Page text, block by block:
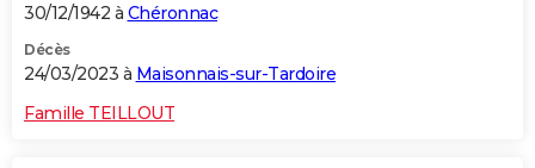
30/12/1942 à Chéronnac
Décès
24/03/2023 à Maisonnais-sur-Tardoire
Famille TEILLOUT